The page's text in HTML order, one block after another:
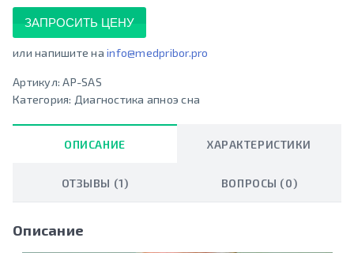
ЗАПРОСИТЬ ЦЕНУ
или напишите на info@medpribor.pro
Артикул:AP-SAS
Категория: Диагностика апноэ сна
ОПИСАНИЕ ХАРАКТЕРИСТИКИ
ОТЗЫВЫ (1) ВОПРОСЫ (0)
Описание